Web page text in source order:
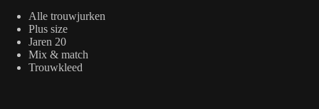
Alle trouwjurken
Plus size
Jaren 20
Mix & match
Trouwkleed